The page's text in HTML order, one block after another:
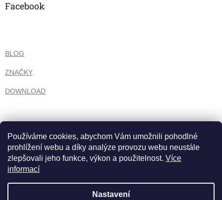
Používáme cookies, abychom Vám umožnili pohodlné
prohlížení webu a díky analýze provozu webu neustále
zlepšovali jeho funkce, výkon a použitelnost. Více
informací
Nastavení
Facebook
BLOG
ZNAČKY
DOWNLOAD
Vytvořil Shoptet